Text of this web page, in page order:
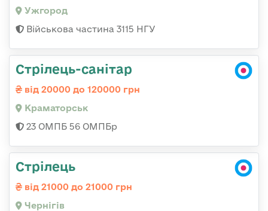
Ужгород
Військова частина 3115 НГУ
Стрілець-санітар
від 20000 до 120000 грн
Краматорськ
23 ОМПБ 56 ОМПБр
Стрілець
від 21000 до 21000 грн
Чернігів